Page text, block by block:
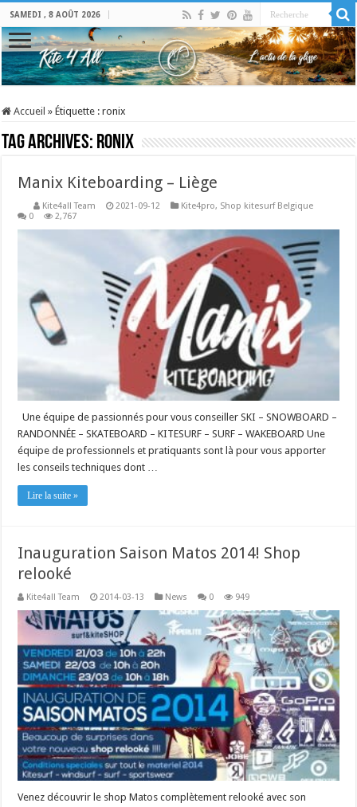
SAMEDI , 8 AOÛT 2026
Accueil » Étiquette :ronix
Tag Archives: ronix
Manix Kiteboarding – Liège
Kite4all Team 2021-09-12 Kite4pro, Shop kitesurf Belgique
0
2,767
Une équipe de passionnés pour vous conseiller SKI – SNOWBOARD –
RANDONNÉE – SKATEBOARD – KITESURF – SURF – WAKEBOARD Une
équipe de professionnels et pratiquants sont là pour vous apporter
les conseils techniques dont …
Lire la suite »
Inauguration Saison Matos 2014! Shop
relooké
Kite4all Team 2014-03-13 News 0 949
Venez découvrir le shop Matos complètement relooké avec son